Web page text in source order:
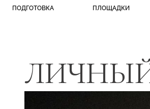
ПОДГОТОВКА ПЛОЩАДКИ